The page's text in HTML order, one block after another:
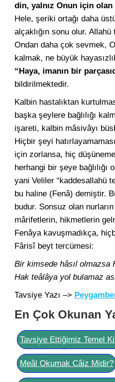
din, yalnız Onun için
Hele, şeriki ortağı daha
alçaklığın sonu olur.
Ondan daha çok sevmek,
kalmak, ne büyük
“Haya, imanın bir
bildirilmektedir.
Kalbin hastalıktan
başka şeylere bağlılığı
işareti, kalbin mâsivâyı
Hiçbir şeyi
için zorlansa, hiç
herhangi bir şeye bağlılığı
yani Veliler “kaddesallahü
bu haline (Fenâ) demiştir.
budur. Sonsuz olan
mârifetlerin, hikmetlerin
Fenâya kavuşmadıkça,
Fârisî beyt tercümesi:
Bir kimsede hâsıl olmazsa
Hak teâlâya yol bulamaz
Tavsiye Yazı –>
En Çok Okunan
Tavsiye Ettiğimiz Temel
Meâl Okumak Câiz Midir?